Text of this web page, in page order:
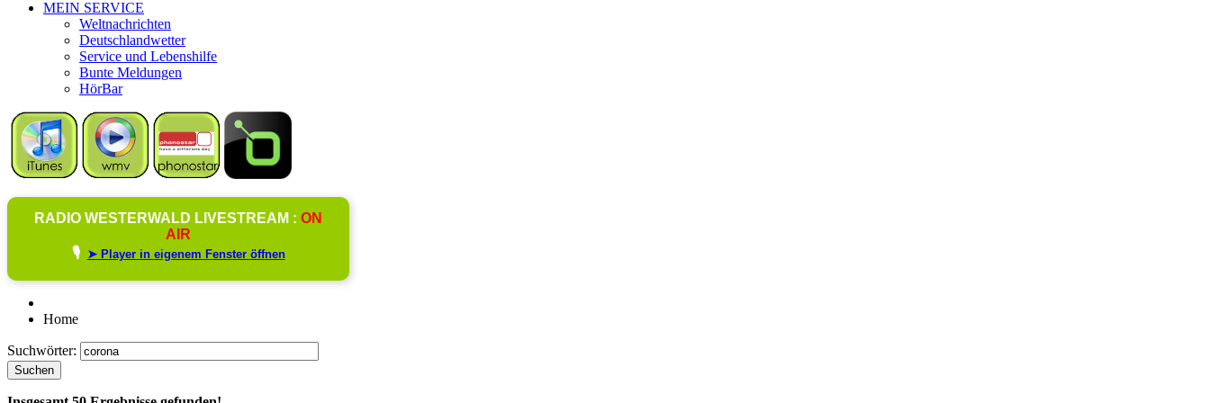
MEIN SERVICE
Weltnachrichten
Deutschlandwetter
Service und Lebenshilfe
Bunte Meldungen
HörBar
RADIO WESTERWALD LIVESTREAM : ON
AIR
🎙️ ➤ Player in eigenem Fenster öffnen
Home
Suchwörter:
Suchen